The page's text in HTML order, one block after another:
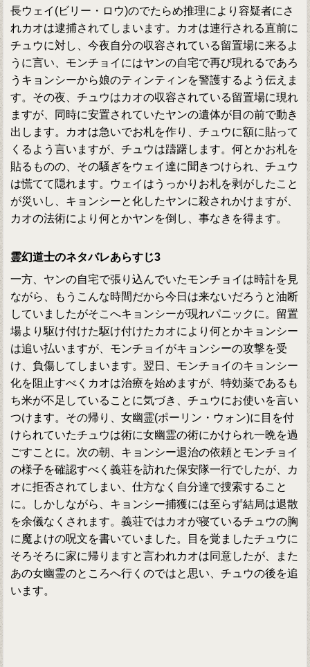
長ウェイ(ビリー・ロウ)のでたらめ推理により容疑者にさ
れカオは逮捕されてしまいます。カオは連行される直前に
チュウに対し、今夜自分の収容されている留置場に来るよ
うに言い、モンチョイにはヤンの自宅で再び現れるであろ
うキョンシーから娘のティンティンを警護するよう伝えま
す。その夜、チュウはカオの収容されている留置場に現れ
ますが、同時に安置されていたヤンの遺体が目の前で動き
出します。カオは急いでお札を作り、チュウに額に貼って
くるよう言いますが、チュウは躊躇します。何とかお札を
貼るものの、その騒ぎをウェイ達に聞きつけられ、チュウ
は慌てて隠れます。ウェイはうっかりお札を剥がしたこと
が災いし、キョンシーと化したヤンに殺されかけますが、
カオの法術により何とかヤンを倒し、事なきを得ます。
霊幻道士のネタバレあらすじ3
一方、ヤンの自宅で張り込んでいたモンチョイは時計を見
ながら、もうこんな時間だから今日は来ないだろうと油断
していましたがそこへキョンシーが現れパニックに。留置
場より駆け付けた駆け付けたカオにより何とかキョンシー
は追い払いますが、モンチョイがキョンシーの攻撃を受
け、負傷してしまいます。翌日、モンチョイのキョンシー
化を阻止すべくカオは治療を始めますが、特効薬であるも
ち米が不足していることに気づき、チュウにお使いを言い
つけます。その帰り、女幽霊(ポーリン・ウォン)に目を付
けられていたチュウは術に女幽霊の術にかけられ一晩を過
ごすことに。次の朝、キョンシー退治の依頼とモンチョイ
の様子を確認すべく義荘を訪れた保安隊一行でしたが、カ
オに拒否されてしまい、仕方なく自分達で捜索すること
に。しかしながら、キョンシー捕獲には至らず結局は退散
を余儀なくされます。義荘ではカオが寝ているチュウの胸
に魔よけの呪文を書いていました。目を覚ましたチュウに
そろそろに家に帰りますと言われカオは同意したが、また
あの女幽霊のところへ行くのではと思い、チュウの後を追
います。